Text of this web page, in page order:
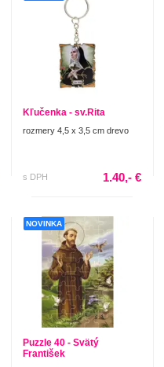
Kľučenka - sv.Rita
rozmery 4,5 x 3,5 cm drevo
s DPH 1.40,- €
NOVINKA
Puzzle 40 - Svätý
František